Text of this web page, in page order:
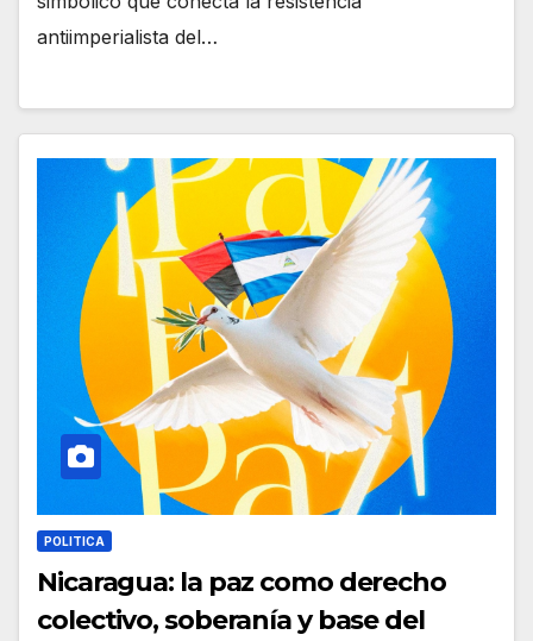
antiimperialista del…
POLITICA
Nicaragua: la paz como derecho
colectivo, soberanía y base del